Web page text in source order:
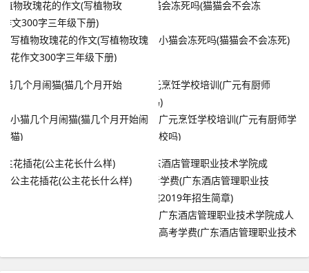
写植物玫瑰花的作文(写植物玫瑰
花作文300字三年级下册)
小猫会冻死吗(猫猫会不会冻死)
小猫几个月闹猫(猫几个月开始闹
猫)
广元烹饪学校培训(广元有厨师学
校吗)
公主花插花(公主花长什么样)
广东酒店管理职业技术学院成人
高考学费(广东酒店管理职业技术